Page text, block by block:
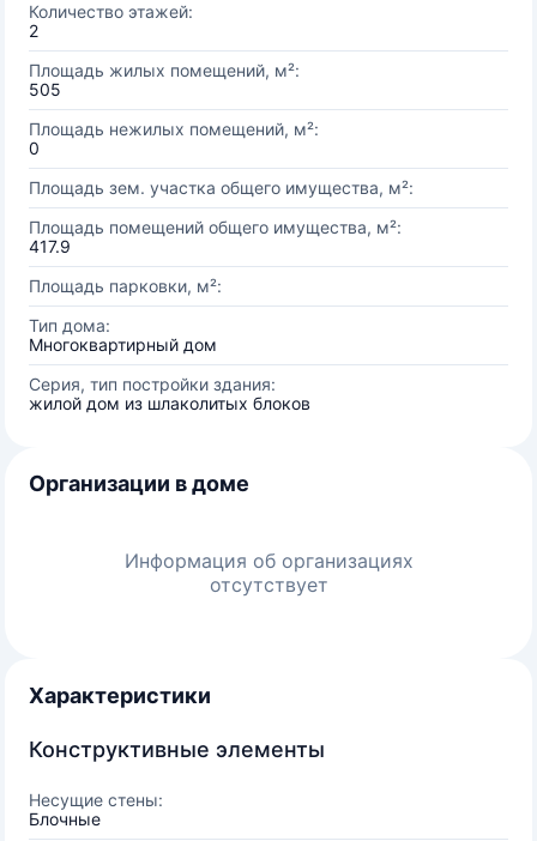
Количество этажей:
2
Площадь жилых помещений, м²:
505
Площадь нежилых помещений, м²:
0
Площадь зем. участка общего имущества, м²:
Площадь помещений общего имущества, м²:
417.9
Площадь парковки, м²:
Тип дома:
Многоквартирный дом
Серия, тип постройки здания:
жилой дом из шлаколитых блоков
Организации в доме
Информация об организациях
отсутствует
Характеристики
Конструктивные элементы
Несущие стены:
Блочные